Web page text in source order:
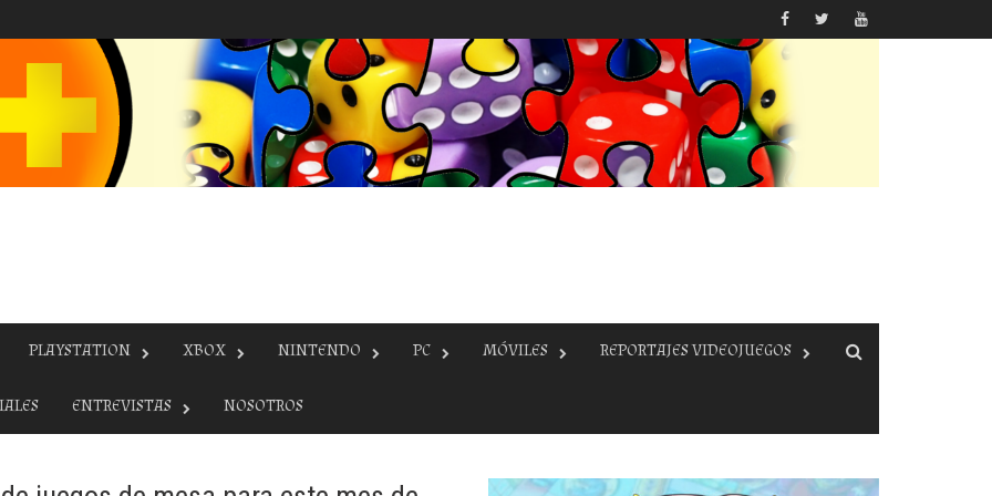
PLAYSTATION XBOX NINTENDO PC MÓVILES REPORTAJES VIDEOJUEGOS
ENTREVISTAS NOSOTROS